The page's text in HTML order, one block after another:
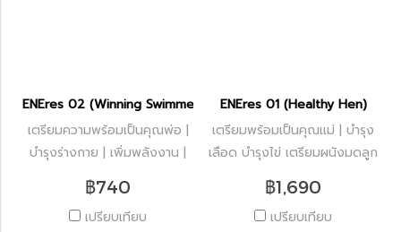
ENEres 02 (Winning Swimmers)
เตรียมความพร้อมเป็นคุณพ่อ |
บำรุงร่างกาย | เพิ่มพลังงาน |
ลดอาการชาจากเบาหวาน | เพิ่ม
โอกาสในการตั้งครรภ์
฿740
เปรียบเทียบ
ENEres 01 (Healthy Hen)
เตรียมพร้อมเป็นคุณแม่ | บำรุง
เลือด บำรุงไข่ เตรียมผนังมดลูก
| ไข่ตกได้เองธรรมชาติ | ปรับ
ประจำเดือน | ลดภาวะ PCOS
และ PMS
฿1,690
เปรียบเทียบ